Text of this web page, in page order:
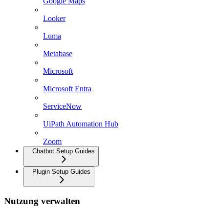
Looker
Luma
Metabase
Microsoft
Microsoft Entra
ServiceNow
UiPath Automation Hub
Zoom
Chatbot Setup Guides
Plugin Setup Guides
Nutzung verwalten